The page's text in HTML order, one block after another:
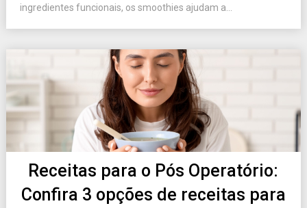
ingredientes funcionais, os smoothies ajudam a...
Receitas para o Pós Operatório:
Confira 3 opções de receitas para